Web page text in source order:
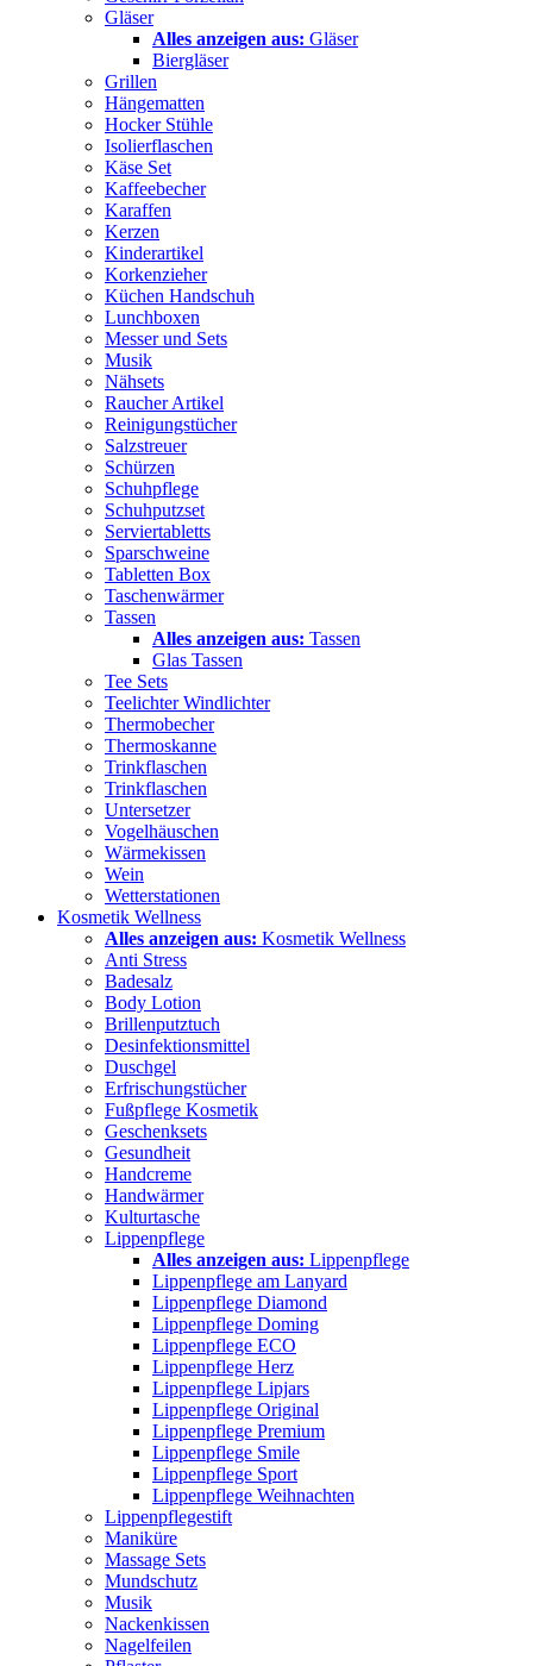
Gläser
Alles anzeigen aus: Gläser
Biergläser
Grillen
Hängematten
Hocker Stühle
Isolierflaschen
Käse Set
Kaffeebecher
Karaffen
Kerzen
Kinderartikel
Korkenzieher
Küchen Handschuh
Lunchboxen
Messer und Sets
Musik
Nähsets
Raucher Artikel
Reinigungstücher
Salzstreuer
Schürzen
Schuhpflege
Schuhputzset
Serviertabletts
Sparschweine
Tabletten Box
Taschenwärmer
Tassen
Alles anzeigen aus: Tassen
Glas Tassen
Tee Sets
Teelichter Windlichter
Thermobecher
Thermoskanne
Trinkflaschen
Trinkflaschen
Untersetzer
Vogelhäuschen
Wärmekissen
Wein
Wetterstationen
Kosmetik Wellness
Alles anzeigen aus: Kosmetik Wellness
Anti Stress
Badesalz
Body Lotion
Brillenputztuch
Desinfektionsmittel
Duschgel
Erfrischungstücher
Fußpflege Kosmetik
Geschenksets
Gesundheit
Handcreme
Handwärmer
Kulturtasche
Lippenpflege
Alles anzeigen aus: Lippenpflege
Lippenpflege am Lanyard
Lippenpflege Diamond
Lippenpflege Doming
Lippenpflege ECO
Lippenpflege Herz
Lippenpflege Lipjars
Lippenpflege Original
Lippenpflege Premium
Lippenpflege Smile
Lippenpflege Sport
Lippenpflege Weihnachten
Lippenpflegestift
Maniküre
Massage Sets
Mundschutz
Musik
Nackenkissen
Nagelfeilen